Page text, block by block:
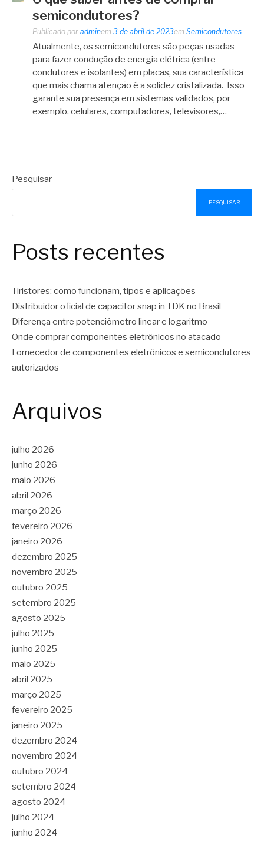
semicondutores?
Publicado por adminem 3 de abril de 2023em Semicondutores
Atualmente, os semicondutores são peças usadas
para fazer condução de energia elétrica (entre
condutores e isolantes) em placas, sua característica
que mais chama atenção é a solidez cristalizada. Isso
garante sua presença em sistemas validados, por
exemplo, celulares, computadores, televisores,…
Pesquisar
PESQUISAR
Posts recentes
Tiristores: como funcionam, tipos e aplicações
Distribuidor oficial de capacitor snap in TDK no Brasil
Diferença entre potenciômetro linear e logaritmo
Onde comprar componentes eletrônicos no atacado
Fornecedor de componentes eletrônicos e semicondutores
autorizados
Arquivos
julho 2026
junho 2026
maio 2026
abril 2026
março 2026
fevereiro 2026
janeiro 2026
dezembro 2025
novembro 2025
outubro 2025
setembro 2025
agosto 2025
julho 2025
junho 2025
maio 2025
abril 2025
março 2025
fevereiro 2025
janeiro 2025
dezembro 2024
novembro 2024
outubro 2024
setembro 2024
agosto 2024
julho 2024
junho 2024